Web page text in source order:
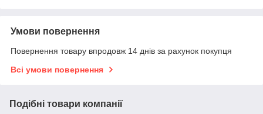
Умови повернення
Повернення товару впродовж 14 днів за рахунок покупця
Всі умови повернення
Подібні товари компанії